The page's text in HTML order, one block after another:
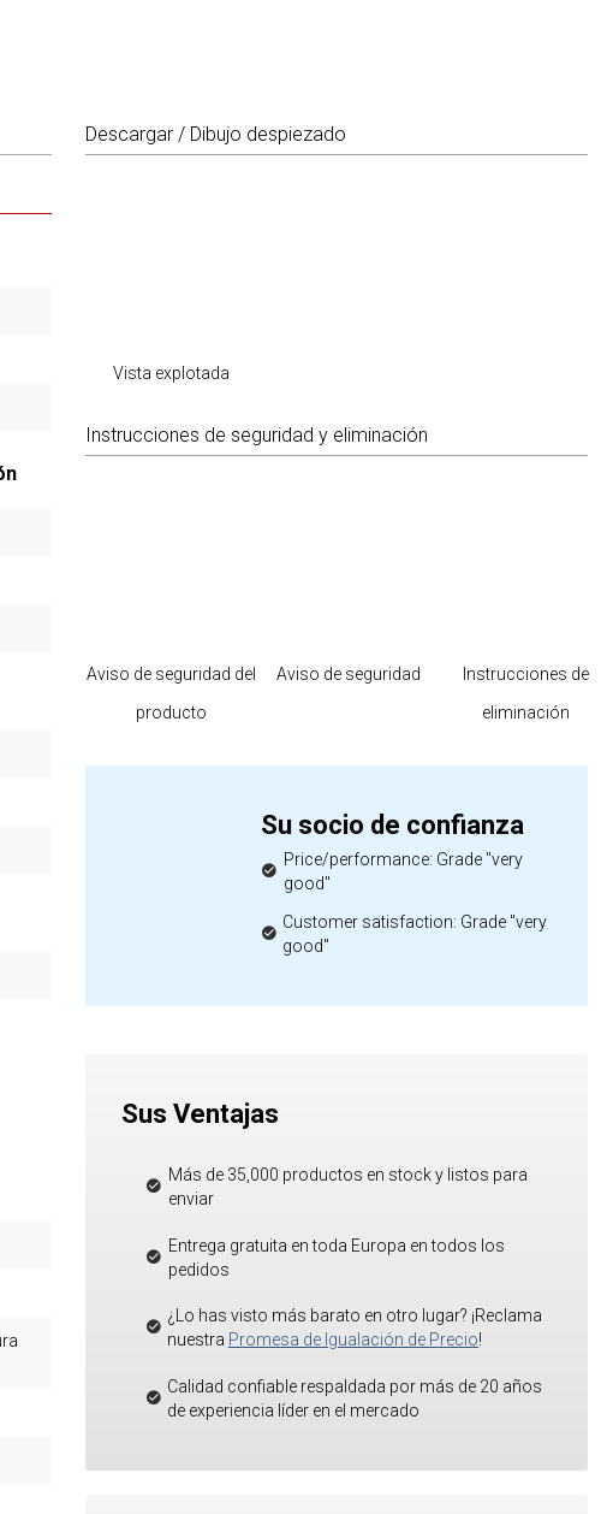
Descargar / Dibujo despiezado
Vista explotada
Instrucciones de seguridad y eliminación
Aviso de seguridad del
producto
Aviso de seguridad
Instrucciones de
eliminación
Su socio de confianza
Price/performance: Grade "very
good"
Customer satisfaction: Grade "very
good"
Sus Ventajas
Más de 35,000 productos en stock y listos para
enviar
Entrega gratuita en toda Europa en todos los
pedidos
¿Lo has visto más barato en otro lugar? ¡Reclama
nuestra Promesa de Igualación de Precio!
Calidad confiable respaldada por más de 20 años
de experiencia líder en el mercado